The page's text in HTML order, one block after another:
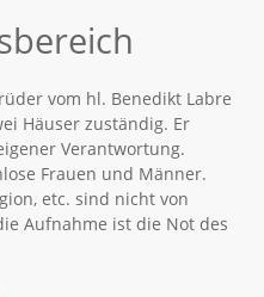
vom hl. Benedikt Labre
Häuser zuständig. Er
Verantwortung.
Frauen und Männer.
etc. sind nicht von
Aufnahme ist die Not des